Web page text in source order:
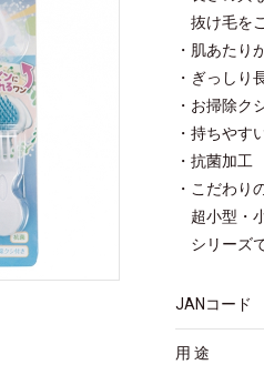
抜け毛を
・肌あたり
・ぎっしり
・お掃除ク
・持ちやす
・抗菌加工
・こだわり
超小型・
シリーズで
JANコード
用 途